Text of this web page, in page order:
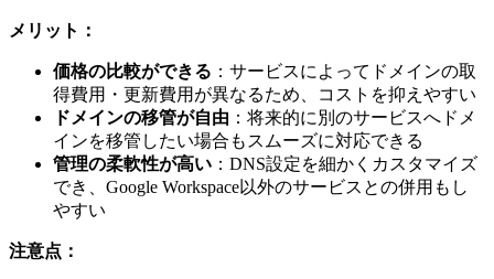
メリット：
価格の比較ができる ：サービスによってドメインの取
得費用・更新費用が異なるため、コストを抑えやすい
ドメインの移管が自由 ：将来的に別のサービスへドメ
インを移管したい場合もスムーズに対応できる
管理の柔軟性が高い ：DNS設定を細かくカスタマイズ
でき、Google Workspace以外のサービスとの併用もし
やすい
注意点：